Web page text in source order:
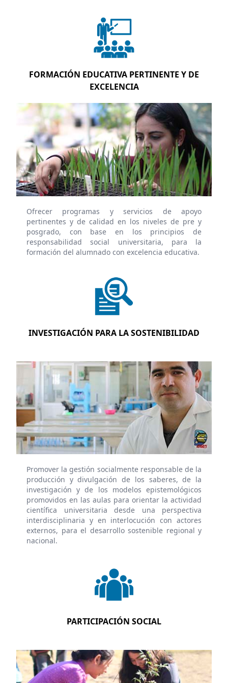
FORMACIÓN EDUCATIVA PERTINENTE Y DE
EXCELENCIA
Ofrecer programas y servicios de apoyo
pertinentes y de calidad en los niveles de pre y
posgrado, con base en los principios de
responsabilidad social universitaria, para la
formación del alumnado con excelencia educativa.
INVESTIGACIÓN PARA LA SOSTENIBILIDAD
Promover la gestión socialmente responsable de la
producción y divulgación de los saberes, de la
investigación y de los modelos epistemológicos
promovidos en las aulas para orientar la actividad
científica universitaria desde una perspectiva
interdisciplinaria y en interlocución con actores
externos, para el desarrollo sostenible regional y
nacional.
PARTICIPACIÓN SOCIAL